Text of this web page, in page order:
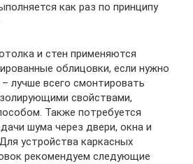
как раз по принципу
и стен применяются
облицовки, если нужно
лучше всего смонтировать
свойствами,
Также потребуется
шума через двери, окна и
устройства каркасных
рекомендуем следующие